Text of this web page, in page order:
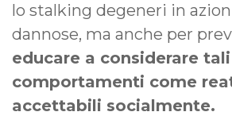
lo stalking degeneri in
dannose, ma anche per
educare a considerare tali
comportamenti come
accettabili socialmente.